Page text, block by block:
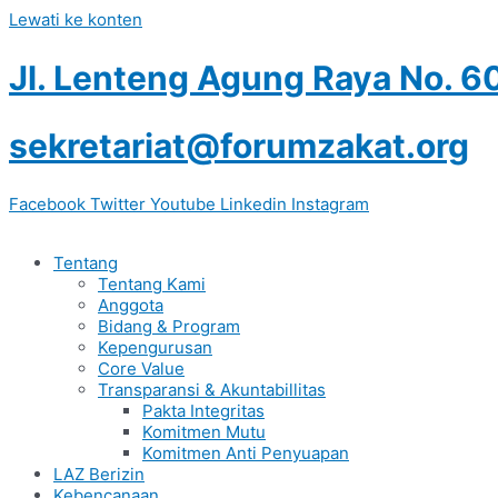
Lewati ke konten
Jl. Lenteng Agung Raya No.
sekretariat@forumzakat.org
Facebook Twitter Youtube Linkedin Instagram
Tentang
Tentang Kami
Anggota
Bidang & Program
Kepengurusan
Core Value
Transparansi & Akuntabillitas
Pakta Integritas
Komitmen Mutu
Komitmen Anti Penyuapan
LAZ Berizin